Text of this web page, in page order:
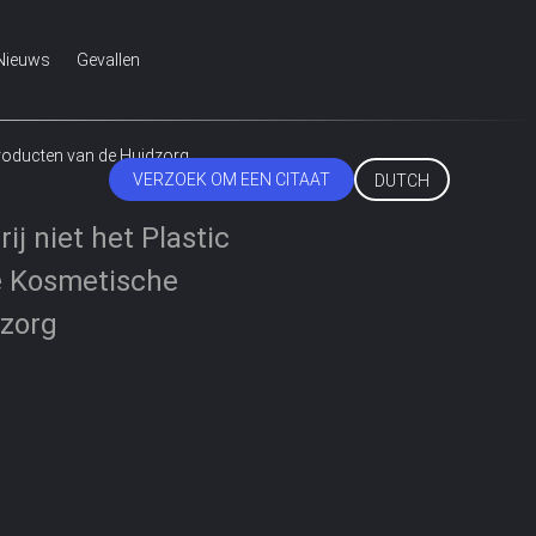
Gevallen
VERZOEK OM EEN CITAAT DUTCH
van de Huidzorg
niet het Plastic
Kosmetische